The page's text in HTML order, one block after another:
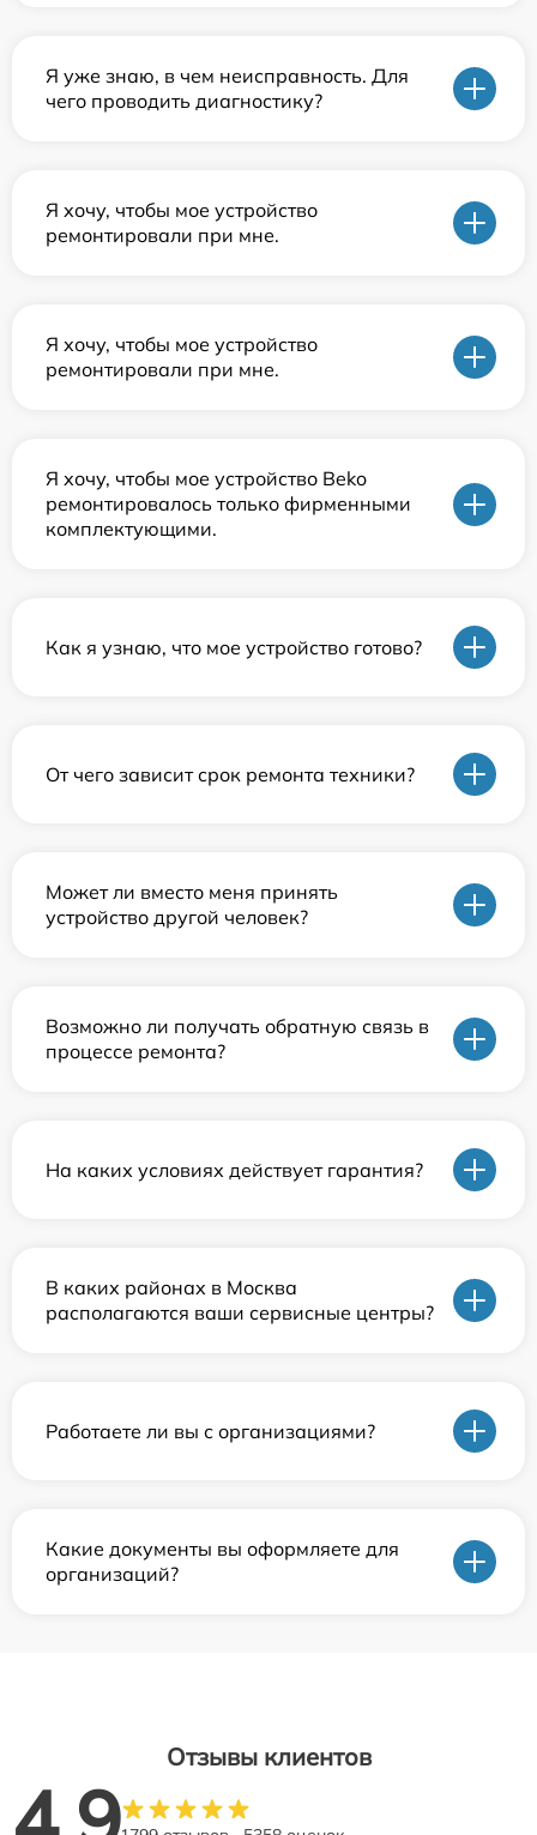
Я уже знаю, в чем неисправность. Для
чего проводить диагностику?
Я хочу, чтобы мое устройство
ремонтировали при мне.
Я хочу, чтобы мое устройство
ремонтировали при мне.
Я хочу, чтобы мое устройство Beko
ремонтировалось только фирменными
комплектующими.
Как я узнаю, что мое устройство готово?
От чего зависит срок ремонта техники?
Может ли вместо меня принять
устройство другой человек?
Возможно ли получать обратную связь в
процессе ремонта?
На каких условиях действует гарантия?
В каких районах в Москва
располагаются ваши сервисные центры?
Работаете ли вы с организациями?
Какие документы вы оформляете для
организаций?
Отзывы клиентов